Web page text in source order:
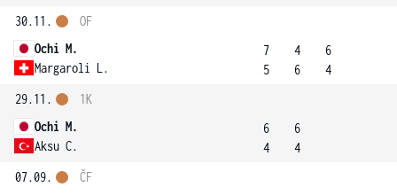
30.11.
Ochi M.
Margaroli L.
OF
7
5
4
6
6
4
29.11.
Ochi M.
Aksu C.
1K
6
4
6
4
07.09.
ČF